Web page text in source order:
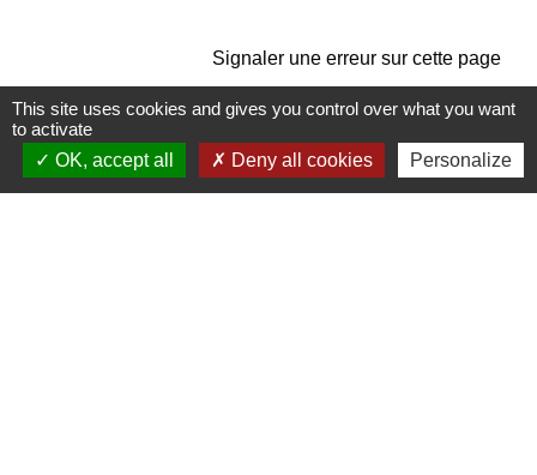
Signaler une erreur sur cette page
This site uses cookies and gives you control over what you want
to activate
OK, accept all
Deny all cookies Personalize